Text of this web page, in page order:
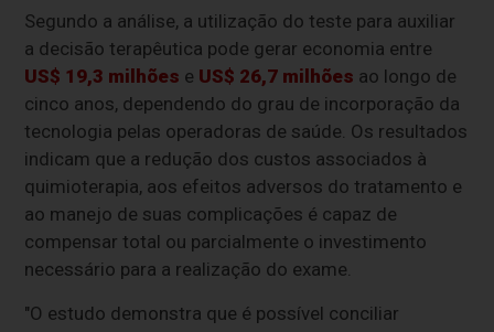
Segundo a análise, a utilização do teste para auxiliar
a decisão terapêutica pode gerar economia entre
US$ 19,3 milhões e US$ 26,7 milhões ao longo de
cinco anos, dependendo do grau de incorporação da
tecnologia pelas operadoras de saúde. Os resultados
indicam que a redução dos custos associados à
quimioterapia, aos efeitos adversos do tratamento e
ao manejo de suas complicações é capaz de
compensar total ou parcialmente o investimento
necessário para a realização do exame.
"O estudo demonstra que é possível conciliar